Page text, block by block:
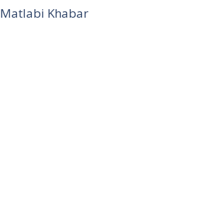
Matlabi Khabar